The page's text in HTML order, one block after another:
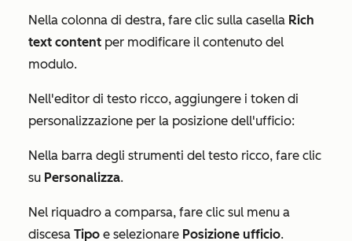
Nella colonna di destra, fare clic sulla casella Rich
text content per modificare il contenuto del
modulo.
Nell'editor di testo ricco, aggiungere i token di
personalizzazione per la posizione dell'ufficio:
Nella barra degli strumenti del testo ricco, fare clic
su Personalizza.
Nel riquadro a comparsa, fare clic sul menu a
discesa Tipo e selezionare Posizione ufficio.